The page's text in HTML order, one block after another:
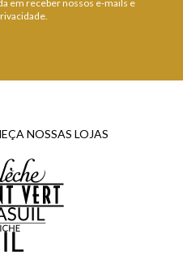
em receber nossos e-mails e
NOSSAS LOJAS